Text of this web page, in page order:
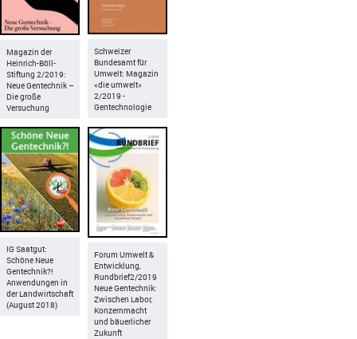
Magazin der
Heinrich-Böll-
Stiftung 2/2019:
Neue Gentechnik –
Die große
Versuchung
Schweizer
Bundesamt für
Umwelt: Magazin
«die umwelt»
2/2019 -
Gentechnologie
IG Saatgut:
Schöne Neue
Gentechnik?!
Anwendungen in
der Landwirtschaft
(August 2018)
Forum Umwelt &
Entwicklung,
Rundbrief2/2019
Neue Gentechnik:
Zwischen Labor,
Konzernmacht
und bäuerlicher
Zukunft